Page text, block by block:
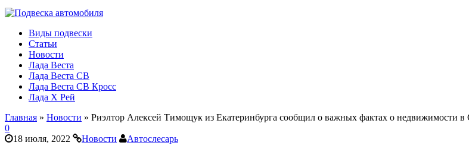
Виды подвески
Статьи
Новости
Лада Веста
Лада Веста СВ
Лада Веста СВ Кросс
Лада Х Рей
Главная » Новости » Риэлтор Алексей Тимощук из Екатеринбурга сообщил о важных фактах о недвижимости в
0
18 июля, 2022
Новости Автослесарь